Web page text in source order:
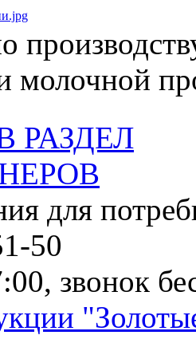
молочной
РАЗДЕЛ
для
50
звонок